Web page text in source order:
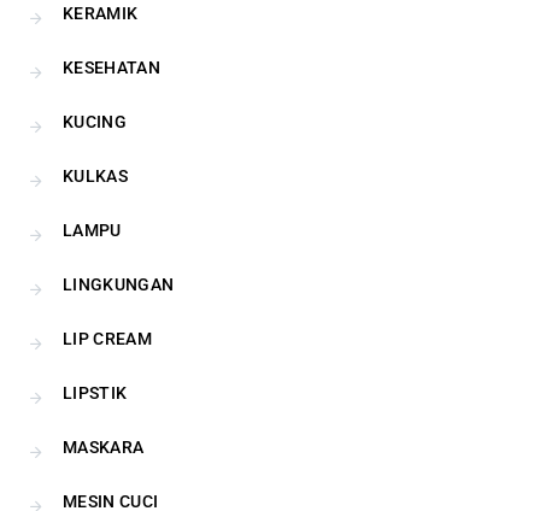
KERAMIK
KESEHATAN
KUCING
KULKAS
LAMPU
LINGKUNGAN
LIP CREAM
LIPSTIK
MASKARA
MESIN CUCI